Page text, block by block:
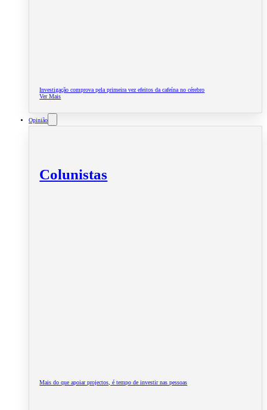
Investigação comprova pela primeira vez efeitos da cafeína no cérebro
Ver Mais
Opinião
Colunistas
Mais do que apoiar projectos, é tempo de investir nas pessoas